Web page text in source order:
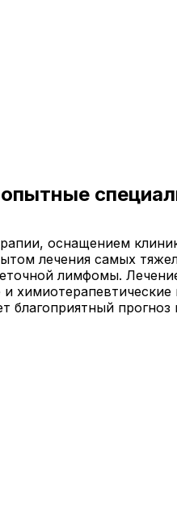
оснащением
лечения самых
лимфомы.
химиотерапевтические
благоприятный